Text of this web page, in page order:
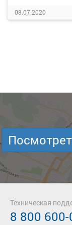
08.07.2020
Техническая
8 800